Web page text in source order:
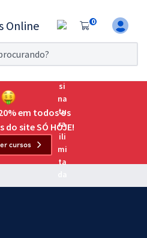
0
por 7 dias!
para o Exame da
as principais
em todos os
do site SÓ HOJE!
cursos